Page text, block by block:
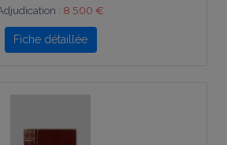
: 8 500 €
Fiche détaillée